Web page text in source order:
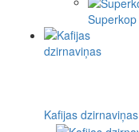
Superkop
Kafijas dzirnaviņas